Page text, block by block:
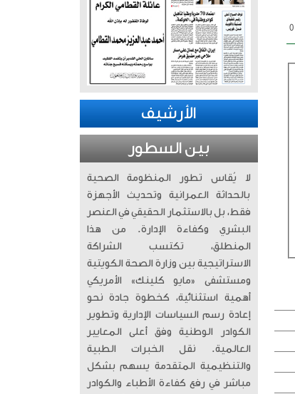
الأرشيف
بين السطور
لا يُقاس تطور المنظومة الصحية
بالحداثة العمرانية وتحديث الأجهزة
فقط، بل بالاستثمار الحقيقي في العنصر
البشري وكفاءة الإدارة. من هذا
المنطلق، تكتسب الشراكة
الاستراتيجية بين وزارة الصحة الكويتية
ومستشفى «مايو كلينك» الأمريكي
أهمية استثنائية، كخطوة جادة نحو
إعادة رسم السياسات الإدارية وتطوير
الكوادر الوطنية وفق أعلى المعايير
العالمية. ​ نقل الخبرات الطبية
والتنظيمية المتقدمة يسهم بشكل
مباشر في رفع كفاءة الأطباء والكوادر